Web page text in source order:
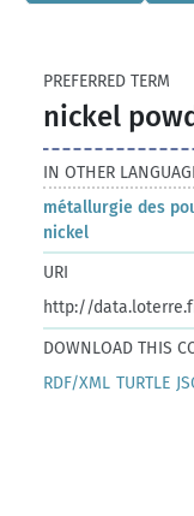
PREFERRED TERM
nickel
IN OTHER
métallurgie des
nickel
URI
http://
DOWNLOAD THIS
RDF/XML TURTLE